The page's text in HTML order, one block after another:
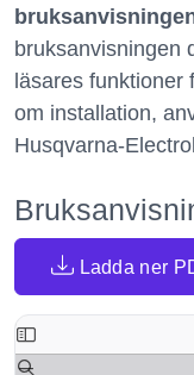
bruksanvisningen
läsares funktioner
om installation,
Husqvarna-
Ladda ner